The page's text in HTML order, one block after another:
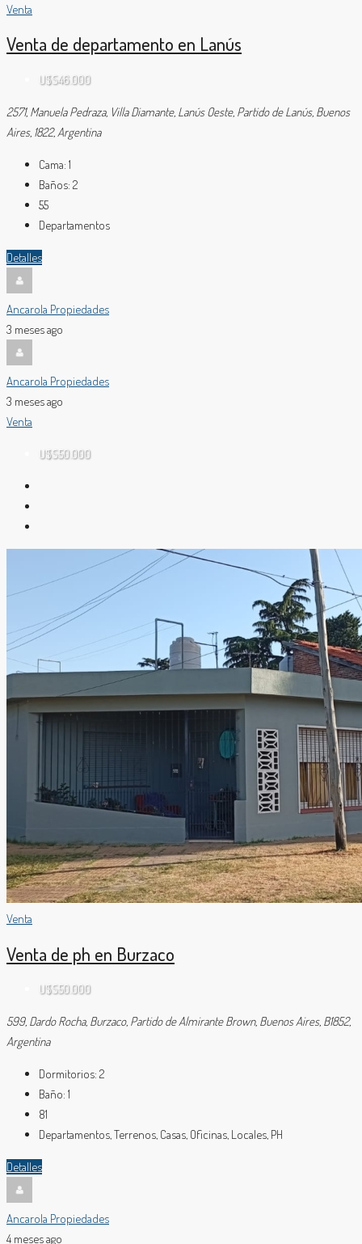
Venta
Venta de departamento en Lanús
U$S46.000
2571, Manuela Pedraza, Villa Diamante, Lanús Oeste, Partido de Lanús, Buenos
Aires, 1822, Argentina
Cama: 1
Baños: 2
55
Departamentos
Detalles
Ancarola Propiedades
3 meses ago
Ancarola Propiedades
3 meses ago
Venta
U$S50.000
Venta
Venta de ph en Burzaco
U$S50.000
599, Dardo Rocha, Burzaco, Partido de Almirante Brown, Buenos Aires, B1852,
Argentina
Dormitorios: 2
Baño: 1
81
Departamentos, Terrenos, Casas, Oficinas, Locales, PH
Detalles
Ancarola Propiedades
4 meses ago